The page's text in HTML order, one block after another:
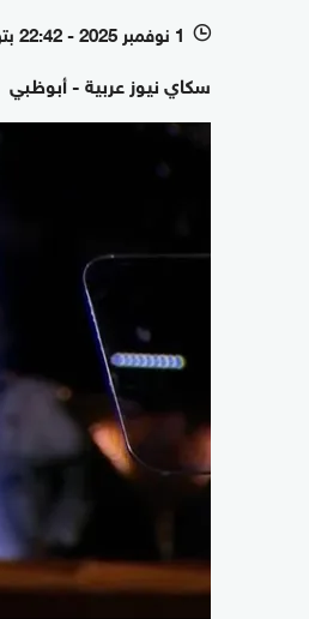
l 1 نوفمبر 2025 - 22:42 بتوقيت أبوظبي
سكاي نيوز عربية - أبوظبي